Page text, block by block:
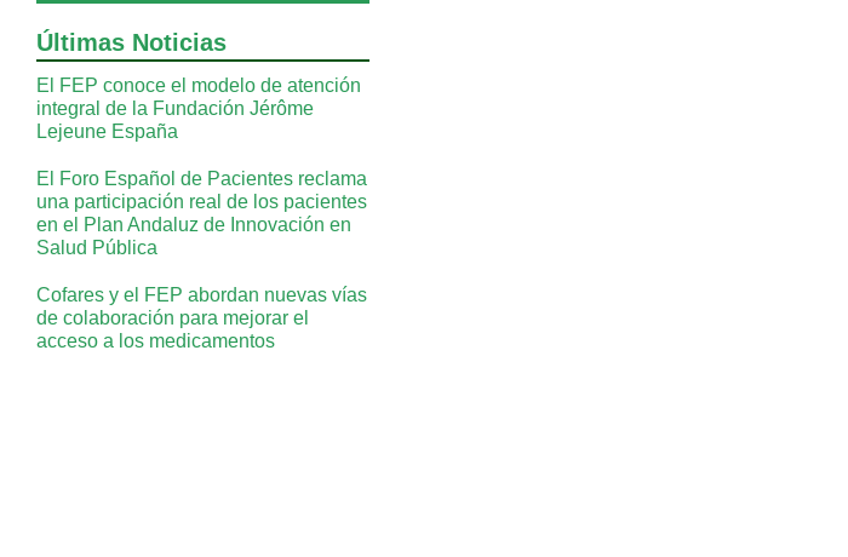
Últimas Noticias
El FEP conoce el modelo de atención
integral de la Fundación Jérôme
Lejeune España
El Foro Español de Pacientes reclama
una participación real de los pacientes
en el Plan Andaluz de Innovación en
Salud Pública
Cofares y el FEP abordan nuevas vías
de colaboración para mejorar el
acceso a los medicamentos